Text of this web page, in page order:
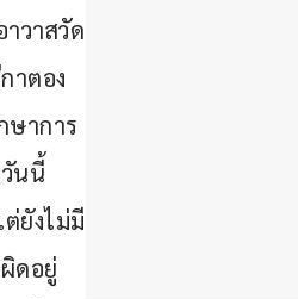
วาสวัด
าตอง
ษาการ
นนี้
ยังไม่มี
ดอยู่